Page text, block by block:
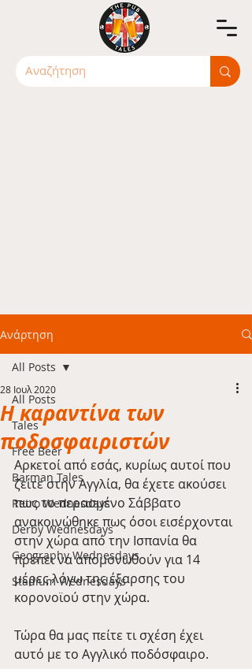
Ανάρτηση
All Posts
Tales
Free Beer
Barman Tales
Retro Wednesdays
Derby Wednesdays
Geography Wednesdays
Stadium Wednesdays
All Posts
Η καραντίνα των
ποδοσφαιριστών
28 Ιουλ 2020
Αρκετοί από εσάς, κυρίως αυτοί που
ζείτε στην Αγγλία, θα έχετε ακούσει
πως το περασμένο Σάββατο
ανακοινώθηκε πως όσοι εισέρχονται
στην χώρα από την Ισπανία θα
πρέπει να απομονωθούν για 14
μέρες λόγω της έξαρσης του
κορονοϊού στην χώρα.
Τώρα θα μας πείτε τι σχέση έχει
αυτό με το Αγγλικό ποδόσφαιρο.